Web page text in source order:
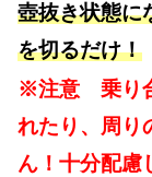
壺抜き状態に
を切るだけ！
※注意 乗り
れたり、周り
ん！十分配慮